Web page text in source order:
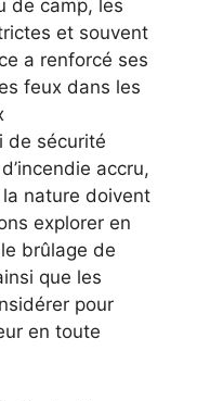
de camp, les
et souvent
a renforcé ses
feux dans les
de sécurité
accru,
nature doivent
explorer en
brûlage de
que les
pour
en toute